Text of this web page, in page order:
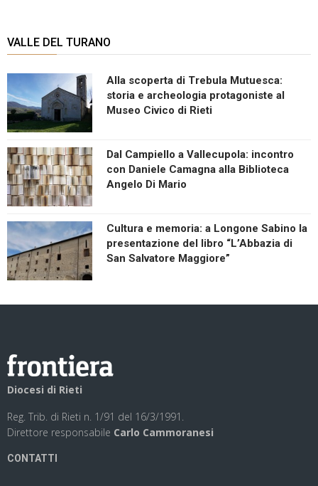
VALLE DEL TURANO
Alla scoperta di Trebula Mutuesca:
storia e archeologia protagoniste al
Museo Civico di Rieti
Dal Campiello a Vallecupola: incontro
con Daniele Camagna alla Biblioteca
Angelo Di Mario
Cultura e memoria: a Longone Sabino la
presentazione del libro “L’Abbazia di
San Salvatore Maggiore”
Diocesi di Rieti
Reg. Trib. di Rieti n. 1/91 del 16/3/1991.
Direttore responsabile Carlo Cammoranesi
CONTATTI